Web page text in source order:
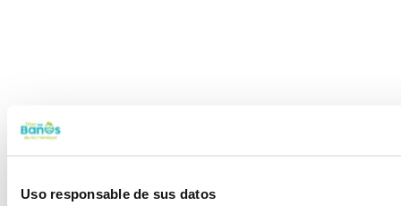
Uso responsable de sus datos